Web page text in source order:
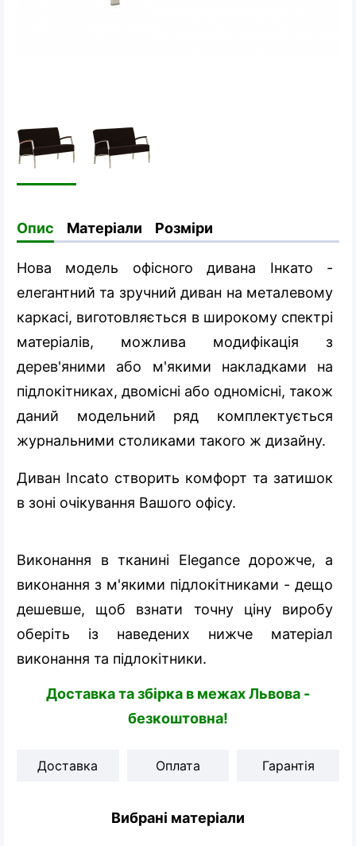
Опис Матеріали Розміри
Нова модель офісного дивана Інкато -
елегантний та зручний диван на металевому
каркасі, виготовляється в широкому спектрі
матеріалів, можлива модифікація з
дерев'яними або м'якими накладками на
підлокітниках, двомісні або одномісні, також
даний модельний ряд комплектується
журнальними столиками такого ж дизайну.
Диван Incato створить комфорт та затишок
в зоні очікування Вашого офісу.
Виконання в тканині Elegance дорожче, а
виконання з м'якими підлокітниками - дещо
дешевше, щоб взнати точну ціну виробу
оберіть із наведених нижче матеріал
виконання та підлокітники.
Доставка та збірка в межах Львова -
безкоштовна!
Доставка Оплата Гарантія
Вибрані матеріали